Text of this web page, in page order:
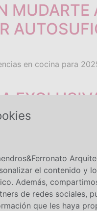
en cocina para
en cocina para
el contenido y
Además,
de redes sociales,
que les haya